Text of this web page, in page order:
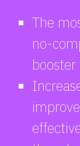
The
no-